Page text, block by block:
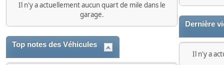
Il n'y a actuellement aucun quart de mile dans le
garage.
Top notes des Véhicules
Dernière
Il n'y a